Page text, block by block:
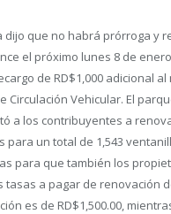
dijo que no habrá prórroga y
el próximo lunes 8 de
de RD$1,000 adicional
Circulación Vehicular. El
a los contribuyentes a
para un total de 1,543
para que también los
a pagar de renovación
es de RD$1,500.00,